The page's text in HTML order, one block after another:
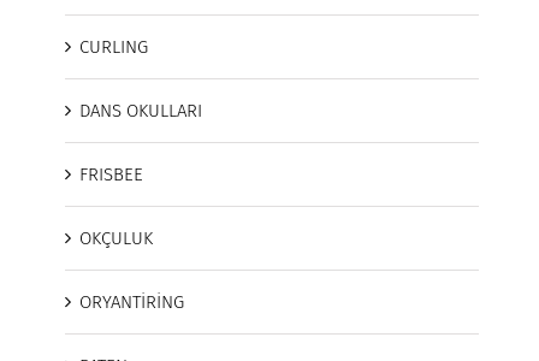
CURLING
DANS OKULLARI
FRISBEE
OKÇULUK
ORYANTİRİNG